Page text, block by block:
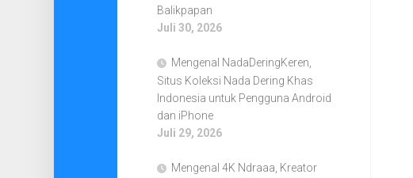
Balikpapan
Juli 30, 2026
Mengenal NadaDeringKeren,
Situs Koleksi Nada Dering Khas
Indonesia untuk Pengguna Android
dan iPhone
Juli 29, 2026
Mengenal 4K Ndraaa, Kreator